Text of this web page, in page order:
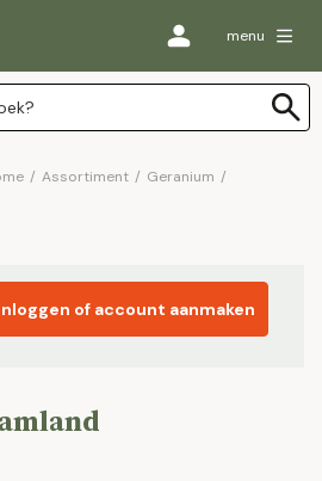
menu
/ Assortiment / Geranium /
of account aanmaken